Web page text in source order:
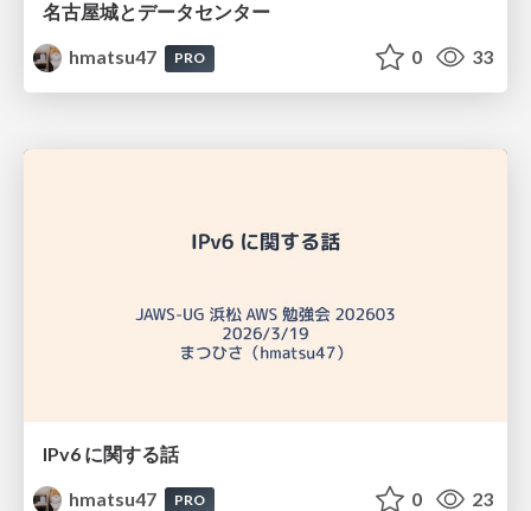
名古屋城とデータセンター
hmatsu47
PRO 0 33
IPv6 に関する話
hmatsu47
PRO 0 23